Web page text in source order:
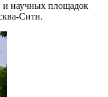
и научных площадок
Сити.